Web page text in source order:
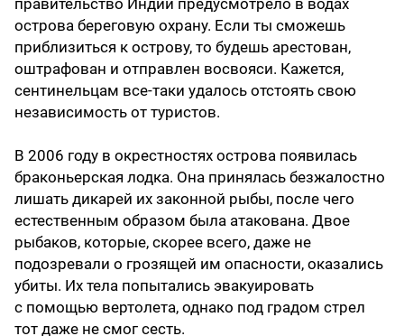
правительство Индии предусмотрело в водах
острова береговую охрану. Если ты сможешь
приблизиться к острову, то будешь арестован,
оштрафован и отправлен восвояси. Кажется,
сентинельцам все-таки удалось отстоять свою
независимость от туристов.
В 2006 году в окрестностях острова появилась
браконьерская лодка. Она принялась безжалостно
лишать дикарей их законной рыбы, после чего
естественным образом была атакована. Двое
рыбаков, которые, скорее всего, даже не
подозревали о грозящей им опасности, оказались
убиты. Их тела попытались эвакуировать
с помощью вертолета, однако под градом стрел
тот даже не смог сесть.